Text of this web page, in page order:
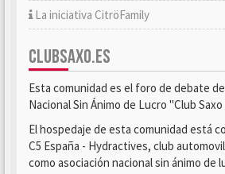
La iniciativa CitröFamily
CLUBSAXO.ES
Esta comunidad es el foro de debate
Nacional Sin Ánimo de Lucro "Club Saxo
El hospedaje de esta comunidad está
C5 España - Hydractives, club
como asociación nacional sin ánimo de